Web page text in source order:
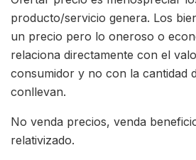
producto/servicio genera. Los
un precio pero lo oneroso o
relaciona directamente con el
consumidor y no con la cantidad
conllevan.
No venda precios, venda
relativizado.